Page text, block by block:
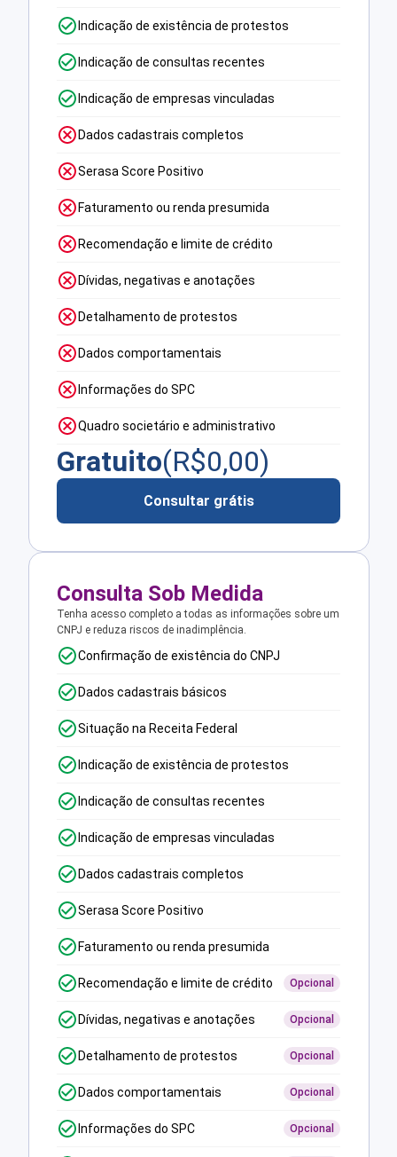
Indicação de existência de protestos
Indicação de consultas recentes
Indicação de empresas vinculadas
Dados cadastrais completos
Serasa Score Positivo
Faturamento ou renda presumida
Recomendação e limite de crédito
Dívidas, negativas e anotações
Detalhamento de protestos
Dados comportamentais
Informações do SPC
Quadro societário e administrativo
Gratuito(R$0,00)
Consultar grátis
Consulta Sob Medida
Tenha acesso completo a todas as informações sobre um
CNPJ e reduza riscos de inadimplência.
Confirmação de existência do CNPJ
Dados cadastrais básicos
Situação na Receita Federal
Indicação de existência de protestos
Indicação de consultas recentes
Indicação de empresas vinculadas
Dados cadastrais completos
Serasa Score Positivo
Faturamento ou renda presumida
Recomendação e limite de crédito Opcional
Dívidas, negativas e anotações Opcional
Detalhamento de protestos Opcional
Dados comportamentais Opcional
Informações do SPC Opcional